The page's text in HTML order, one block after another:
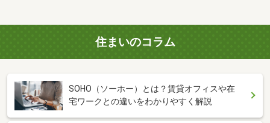
住まいのコラム
SOHO（ソーホー）とは？賃貸オフィスや在
宅ワークとの違いをわかりやすく解説